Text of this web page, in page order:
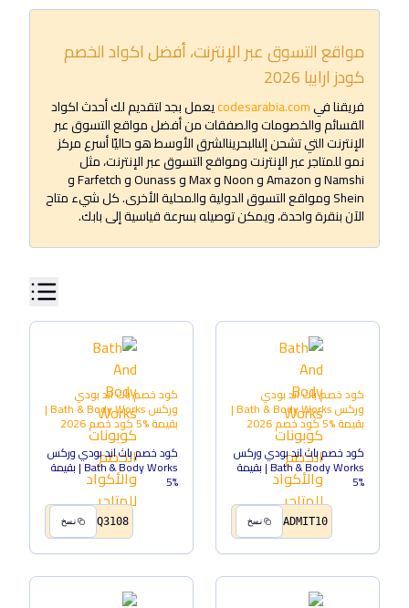
مواقع التسوق عبر الإنترنت، أفضل اكواد الخصم
كودز ارابيا2026
فريقنا فيcodesarabia.comيعمل بجد لتقديم لك أحدث اكواد
القسائم والخصومات والصفقات من أفضل مواقع التسوق عبر
الإنترنت التي تشحن إلىالبحرينالشرق الأوسط هو حاليًا أسرع مركز
نمو للمتاجر عبر الإنترنت ومواقع التسوق عبر الإنترنت، مثل
Namshi و Amazon و Noon و Max و Ounass و Farfetch و
Shein ومواقع التسوق الدولية والمحلية الأخرى. كل شيء متاح
الآن بنقرة واحدة، ويمكن توصيله بسرعة قياسية إلى بابك.
كود خصم باث اند بودي
وركس Bath & Body Works |
بقيمة %5 كود خصم2026
كود خصم باث اند بودي وركس
Bath & Body Works | بقيمة
%5
ADMIT10 نسخ
كود خصم باث اند بودي
وركس Bath & Body Works |
بقيمة %5 كود خصم2026
كود خصم باث اند بودي وركس
Bath & Body Works | بقيمة
%5
Q3108 نسخ